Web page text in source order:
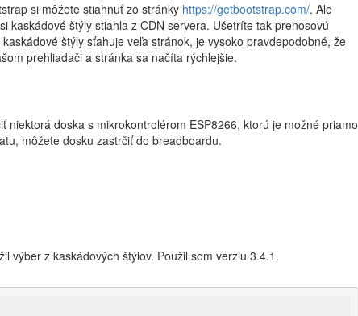
si môžete stiahnuť zo stránky https://getbootstrap.com/. Ale
kaskádové štýly stiahla z CDN servera. Ušetríte tak prenosovú
štýly sťahuje veľa stránok, je vysoko pravdepodobné, že
prehliadači a stránka sa načíta rýchlejšie.
niektorá doska s mikrokontrolérom ESP8266, ktorú je možné priamo
môžete dosku zastrčiť do breadboardu.
výber z kaskádových štýlov. Použil som verziu 3.4.1.